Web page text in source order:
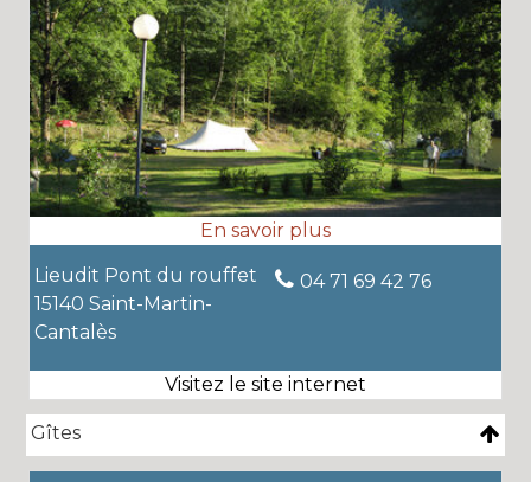
Lieudit Pont du rouffet
15140 Saint-Martin-
Cantalès
04 71 69 42 76
Gîtes